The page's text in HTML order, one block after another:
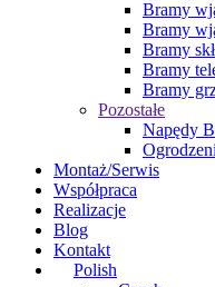
Bramy
Bramy
Bramy
Bramy
Bramy
Pozostałe
Napędy
Montaż/Serwis
Współpraca
Realizacje
Blog
Kontakt
Polish